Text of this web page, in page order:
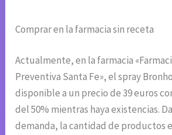
Comprar en la farmacia sin receta
Actualmente, en la farmacia
Preventiva Santa Fe», el spray
disponible a un precio de 39 euros
del 50% mientras haya existencias.
demanda, la cantidad de productos